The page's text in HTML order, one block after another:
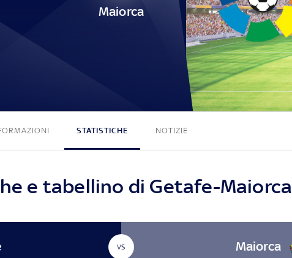
Maiorca
2 - 0
STATISTICHE NOTIZIE
e tabellino di Getafe-Maiorca
VS Maiorca